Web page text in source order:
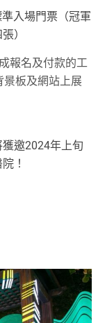
入場門票（冠軍
）
報名及付款的工
景板及網站上展
邀2024年上旬
！